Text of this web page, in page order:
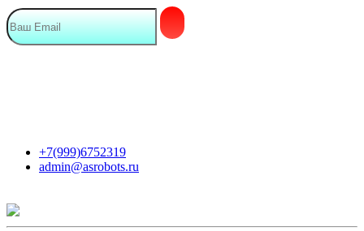
+7(999)6752319
admin@asrobots.ru